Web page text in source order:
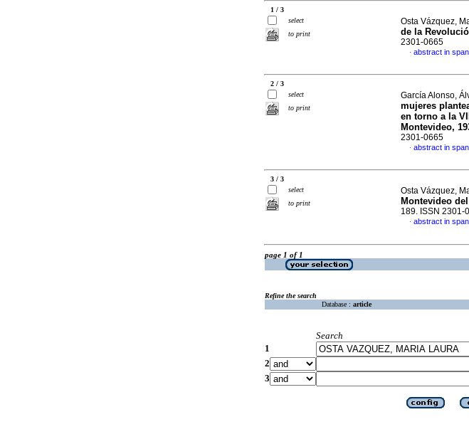
1 / 3
select
to print
Osta Vázquez,
de la
2301-0665
· abstract in
2 / 3
select
to print
García Alonso,
mujeres
en torno a la
Montevideo,
2301-0665
· abstract in
3 / 3
select
to print
Osta Vázquez,
Montevideo
189. ISSN 2301-
· abstract in
page 1 of 1
Refine the search
Database : article
Search
1
2
3